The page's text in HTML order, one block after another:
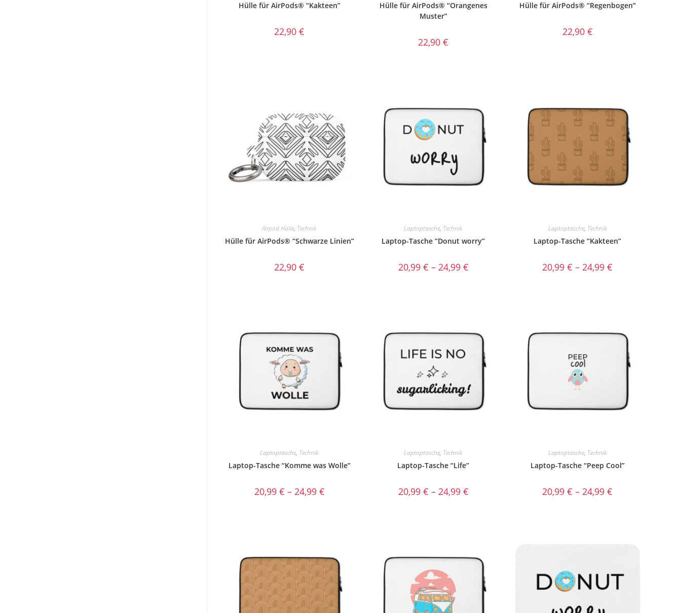
Hülle für AirPods® “Kakteen”
22,90€
Hülle für AirPods® “Orangenes
Muster”
22,90€
Hülle für AirPods® “Regenbogen”
22,90 €
Airpod Hülle, Technik
Hülle für AirPods® “Schwarze Linien”
22,90€
Laptoptasche, Technik
Laptop-Tasche “Donut worry”
20,99 € – 24,99 €
Laptoptasche, Technik
Laptop-Tasche “Kakteen”
20,99€ – 24,99€
Laptoptasche, Technik
Laptop-Tasche “Komme was Wolle”
20,99 € – 24,99 €
Laptoptasche, Technik
Laptop-Tasche “Life”
20,99 € – 24,99 €
Laptoptasche, Technik
Laptop-Tasche “Peep Cool”
20,99€ –24,99€